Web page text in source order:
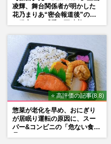
凌輝、舞台関係者が明かした
花乃まりあ“密会報道後”の呆
⭐ 高評価の記事(8.8)
惣菜が老化を早め、おにぎり
が居眠り運転の原因に、スー
パー&コンビニの「危ない食